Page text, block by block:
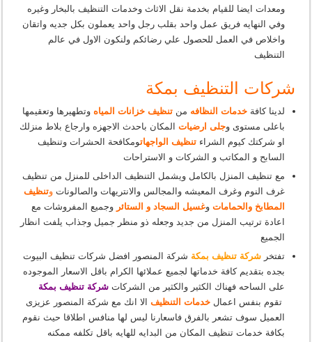
ومعدات ايضا للقيام بخدمة نقل الاثاث وخدمات التنظيف بالبخار وغيره
وفي النهايه فريق عمل واحد بقلب رجل واحد يعملون بكل جديه واتقان
واخلاص في العمل للحصول علي رضائكم ولنكون الاول في عالم
التنظيف
شركات التنظيف بمكة
لدينا كافةخدمات النظافه منتنظيف خزانات المياه وتطهيرها وتعقيمها
باعلى مستوى وجلى ارضيات المكان باحدث الاجهزه وارجاع بلاط منزلك
او شركتك كيوم الشراءتنظيف الواجهاتومكافحة الحشرات وتنظيف
السابح و المكاتب و الشركات و الاستراحات
مع تنظيف المنزل بالكامل ويشمل التنظيف الداخلى للمنزل من تنظيف
غرف النوم وغرف المعيشه والمجالس والانتريهات والصالوناتوتنظيف
المطابخ والحمامات وغسيل السجاد و الستائر وجميع المفروشات مع
اعادة ترتيب المنزل من جديد وجعله ذو منظر جميل وجذاب يلفت انظار
الجميع
تفتخرشركة تنظيف بمكة شركة المنصور افضل شركات تنظيف البيوت
بجده بتقديم كافة خدماتها لجميع عملائها الكرام باقل الاسعار الموجوده
على الساحه فهناك الكثير والكثير من الشركاتشركة تنظيف بمكة
تقوم بنفس اعمالخدمات التنظيف الا انك مع شركة المنصور عزيزى
العميل سوف تشعر بالفرق فاسعارنا ليس لها منافس اطلاقا حيث نقوم
بكافة خدمات تنظيف المكان من البدايه للهايه باقل تكلفه ممكنه